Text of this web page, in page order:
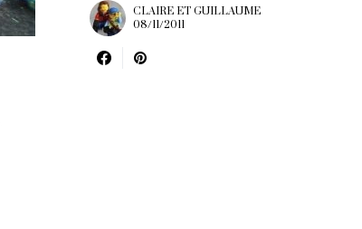
CLAIRE ET GUILLAUME
08/11/2011